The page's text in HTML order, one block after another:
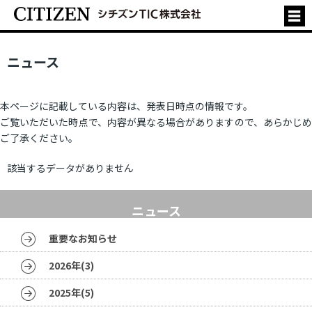
ニュース
本ページに記載している内容は、発表日時点の情報です。
ご覧いただいた時点で、内容が異なる場合がありますので、あらかじめ
ご了承ください。
該当するデータがありません
ニュース
重要なお知らせ
2026年(3)
2025年(5)